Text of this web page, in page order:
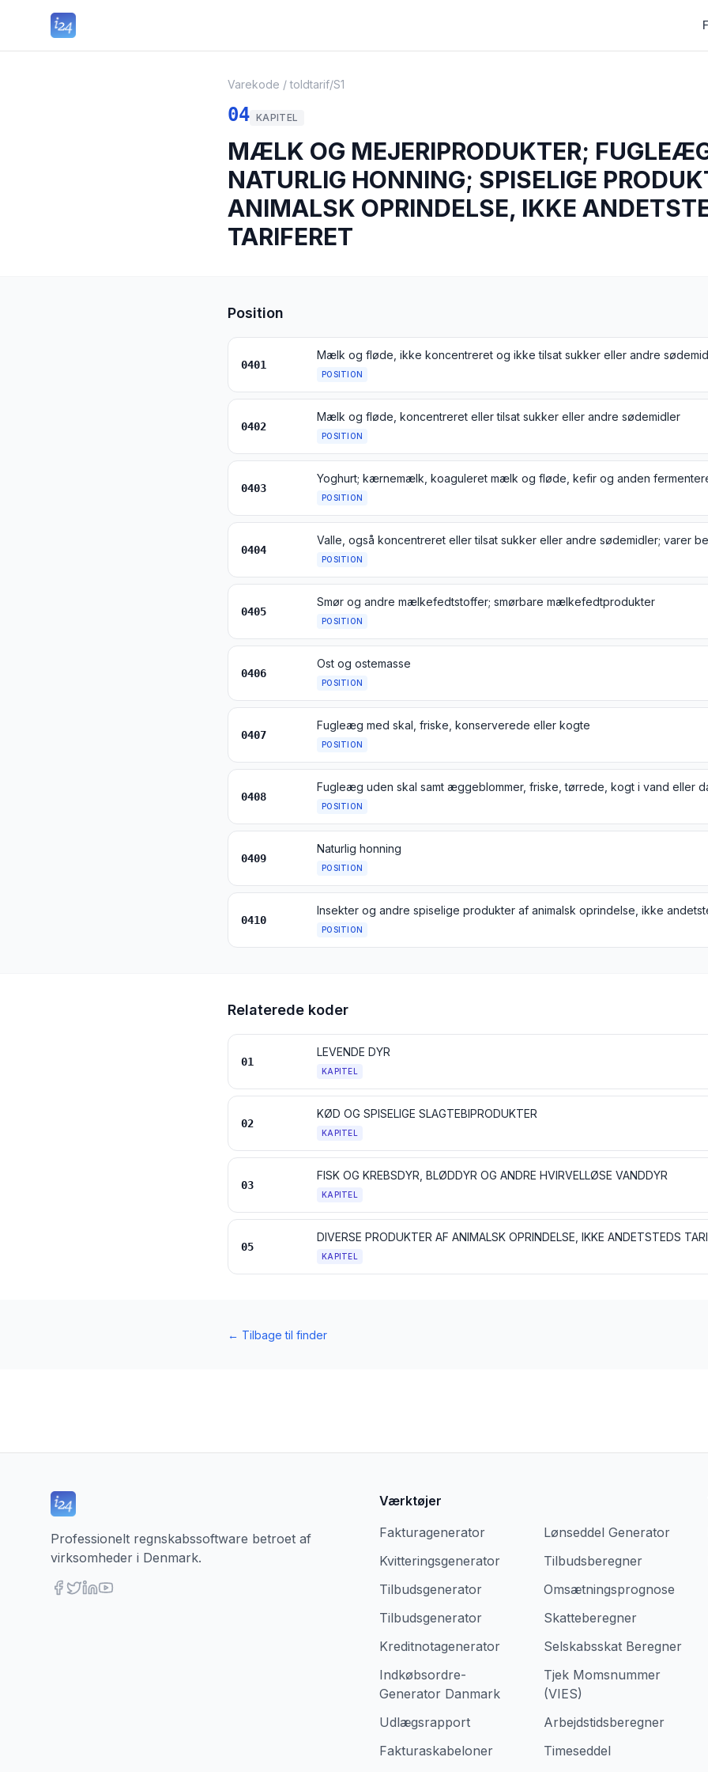
Varekode / toldtarif/S1
04 KAPITEL
MÆLK OG MEJERIPRODUKTER;
NATURLIG HONNING; SPISELIGE
ANIMALSK OPRINDELSE, IKKE
TARIFERET
Position
0401
Mælk og fløde, ikke koncentreret og ikke tilsat sukker eller andre
POSITION
0402
Mælk og fløde, koncentreret eller tilsat sukker eller andre sødemidler
POSITION
0403
POSITION
0404
POSITION
0405
Smør og andre mælkefedtstoffer; smørbare mælkefedtprodukter
POSITION
0406
Ost og ostemasse
POSITION
0407
Fugleæg med skal, friske, konserverede eller kogte
POSITION
0408
POSITION
0409
Naturlig honning
POSITION
0410
Insekter og andre spiselige produkter af animalsk oprindelse, ikke
POSITION
Relaterede koder
01
LEVENDE DYR
KAPITEL
02
KØD OG SPISELIGE SLAGTEBIPRODUKTER
KAPITEL
03
FISK OG KREBSDYR, BLØDDYR OG ANDRE HVIRVELLØSE VANDDYR
KAPITEL
05
DIVERSE PRODUKTER AF ANIMALSK OPRINDELSE, IKKE ANDETSTEDS
KAPITEL
← Tilbage til finder
Professionelt regnskabssoftware betroet af
virksomheder i Denmark.
Værktøjer
Fakturagenerator
Kvitteringsgenerator
Tilbudsgenerator
Tilbudsgenerator
Kreditnotagenerator
Indkøbsordre-
Generator Danmark
Udlægsrapport
Fakturaskabeloner
Lønseddel Generator
Tilbudsberegner
Omsætningsprognose
Skatteberegner
Selskabsskat Beregner
Tjek Momsnummer
(VIES)
Arbejdstidsberegner
Timeseddel